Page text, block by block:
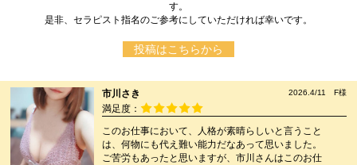
す。
是非、セラピスト指名のご参考にしていただければ幸いです。
投稿はこちらから
市川さき 2026.4/11 F様
満足度：
このお仕事において、人格が素晴らしいと言うこと
は、何物にも代え難い能力だなあって思いました。
ご苦労もあったと思いますが、市川さんはこのお仕